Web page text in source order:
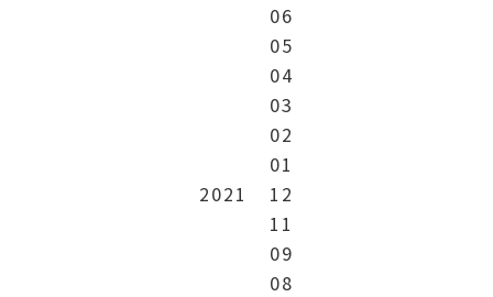
06
05
04
03
02
01
2021
12
11
09
08